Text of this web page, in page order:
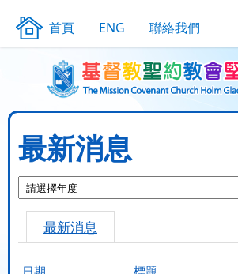
首頁 ENG 聯絡我們
最新消息
最新消息
日期 標題